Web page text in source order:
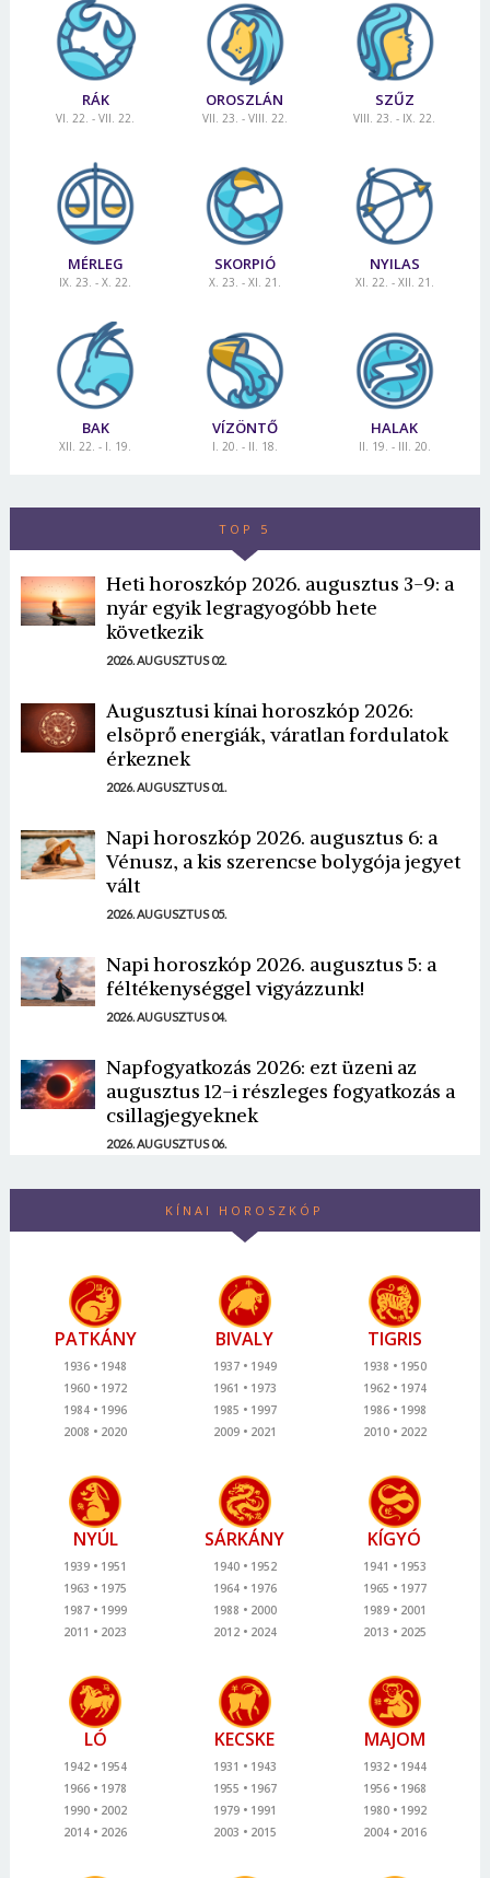
RÁK
VI. 22. - VII. 22.
OROSZLÁN
VII. 23. - VIII. 22.
SZŰZ
VIII. 23. - IX. 22.
MÉRLEG
IX. 23. - X. 22.
SKORPIÓ
X. 23. - XI. 21.
NYILAS
XI. 22. - XII. 21.
BAK
XII. 22. - I. 19.
VÍZÖNTŐ
I. 20. - II. 18.
HALAK
II. 19. - III. 20.
TOP 5
Heti horoszkóp 2026. augusztus 3-9: a
nyár egyik legragyogóbb hete
következik
2026. AUGUSZTUS 02.
Augusztusi kínai horoszkóp 2026:
elsöprő energiák, váratlan fordulatok
érkeznek
2026. AUGUSZTUS 01.
Napi horoszkóp 2026. augusztus 6: a
Vénusz, a kis szerencse bolygója jegyet
vált
2026. AUGUSZTUS 05.
Napi horoszkóp 2026. augusztus 5: a
féltékenységgel vigyázzunk!
2026. AUGUSZTUS 04.
Napfogyatkozás 2026: ezt üzeni az
augusztus 12-i részleges fogyatkozás a
csillagjegyeknek
2026. AUGUSZTUS 06.
KÍNAI HOROSZKÓP
PATKÁNY
1936
1948
1960
1972
1984
1996
2008
2020
BIVALY
1937
1949
1961
1973
1985
1997
2009
2021
TIGRIS
1938
1950
1962
1974
1986
1998
2010
2022
NYÚL
1939
1951
1963
1975
1987
1999
2011
2023
SÁRKÁNY
1940
1952
1964
1976
1988
2000
2012
2024
KÍGYÓ
1941
1953
1965
1977
1989
2001
2013
2025
LÓ
1942
1954
1966
1978
1990
2002
2014
2026
KECSKE
1931
1943
1955
1967
1979
1991
2003
2015
MAJOM
1932
1944
1956
1968
1980
1992
2004
2016